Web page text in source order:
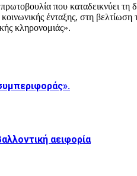
που καταδεικνύει τη
ένταξης, στη
κληρονομιάς».
αειφορία